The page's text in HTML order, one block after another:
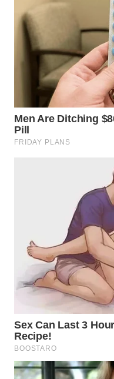
WN
DANAU
NIAS
WN
TANJUNG
LESUNG
WN
WN
SIMALUNGUN